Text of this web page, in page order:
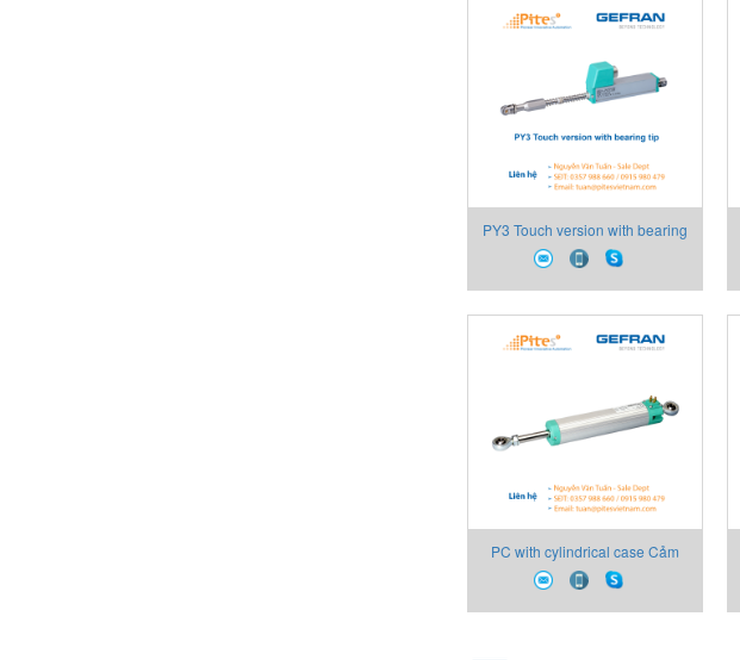
PY3 Touch version with bearing
tip Cảm biến vị trí Gefran Việt
Nam
PC with cylindrical case Cảm
biến vị trí Gefran Việt Nam